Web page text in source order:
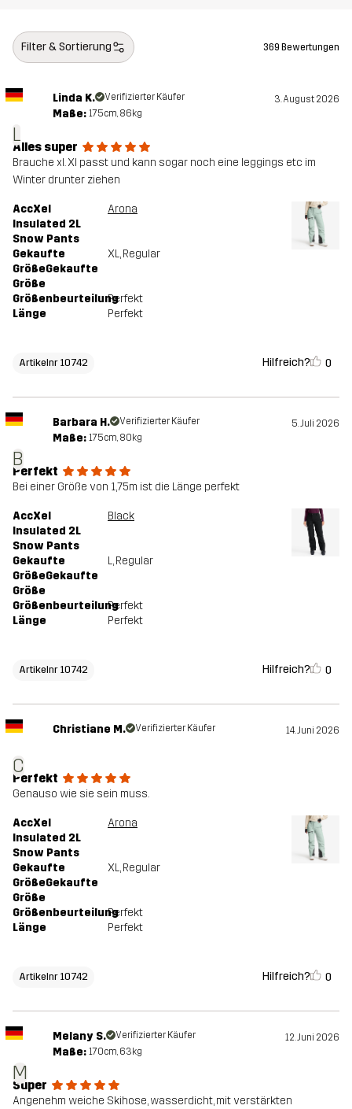
Filter & Sortierung 369 Bewertungen
L
Linda K. Verifizierter Käufer 3. August 2026
Maße: 175cm, 86kg
Alles super
Brauche xl. Xl passt und kann sogar noch eine leggings etc im
Winter drunter ziehen
AccXel
Insulated 2L
Snow Pants
Arona
Gekaufte
GrößeGekaufte
Größe
XL, Regular
GrößenbeurteilungPerfekt
Länge
Perfekt
Artikelnr 10742 Hilfreich? 0
B
Barbara H. Verifizierter Käufer 5. Juli 2026
Maße: 175cm, 80kg
Perfekt
Bei einer Größe von 1,75m ist die Länge perfekt
AccXel
Insulated 2L
Snow Pants
Black
Gekaufte
GrößeGekaufte
Größe
L, Regular
GrößenbeurteilungPerfekt
Länge
Perfekt
Artikelnr 10742 Hilfreich? 0
C
Christiane M. Verifizierter Käufer 14. Juni 2026
Perfekt
Genauso wie sie sein muss.
AccXel
Insulated 2L
Snow Pants
Arona
Gekaufte
GrößeGekaufte
Größe
XL, Regular
GrößenbeurteilungPerfekt
Länge
Perfekt
Artikelnr 10742 Hilfreich? 0
M
Melany S. Verifizierter Käufer 12. Juni 2026
Maße: 170cm, 63kg
Super
Angenehm weiche Skihose, wasserdicht, mit verstärkten